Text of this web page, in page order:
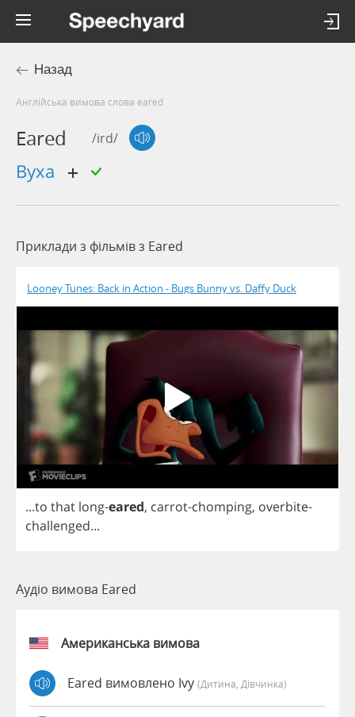
Назад
Англійська вимова слова eared
Eared /ird/
вуха
Приклади з фільмів з Eared
Looney Tunes: Back in Action - Bugs Bunny vs. Daffy Duck
...to that long-eared, carrot-chomping, overbite-
challenged...
Аудіо вимова Eared
Американська вимова
Eared вимовлено Ivy (дитина, Дівчинка)